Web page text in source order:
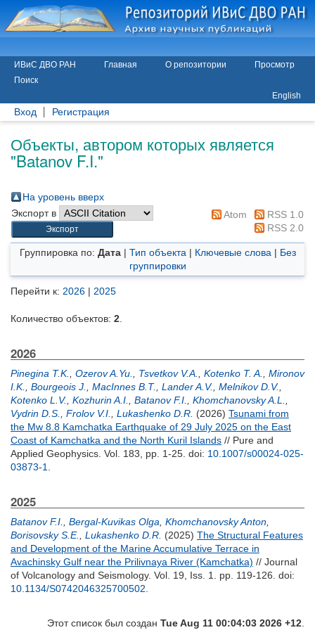
ИВиС ДВО РАН Главная О репозитории
Просмотр
Поиск
English
Вход Регистрация
Объекты, автором которых является
"Batanov F.I."
На уровень вверх
Экспорт в
Atom
RSS 1.0
RSS 2.0
Группировка по: Дата| Тип объекта | Ключевые слова | Без
группировки
Перейти к: 2026 | 2025
Количество объектов: 2
2026
Pinegina T.K. Ozerov A.Yu. Tsvetkov V.A. Kotenko T. A.
Mironov
I.K.
Bourgeois J. MacInnes B.T. Lander A.V. Melnikov D.V.
Kotenko L.V. Kozhurin A.I. Batanov F.I. Khomchanovsky A.L.
Vydrin D.S.
Frolov V.I. Lukashenko D.R. (2026) Tsunami from
the Mw 8.8 Kamchatka Earthquake of 29 July 2025 on the East
Coast of Kamchatka and the North Kuril Islands // Pure and
Applied Geophysics. Vol. 183, pp. 1-25. doi: 10.1007/s00024-025-
03873-1
2025
Batanov F.I. Bergal-Kuvikas Olga Khomchanovsky Anton
Borisovsky S.E.
Lukashenko D.R. (2025) The Structural Features
and Development of the Marine Accumulative Terrace in
Avachinsky Gulf near the Prilivnaya River (Kamchatka) // Journal
of Volcanology and Seismology. Vol. 19, Iss. 1. pp. 119-126. doi:
10.1134/S0742046325700502
Этот список был создан Tue Aug 11 00:04:03 2026 +12